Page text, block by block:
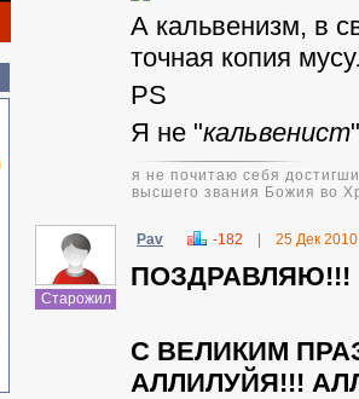
А кальвенизм, в
точная копия
PS
Я не "кальвенист
я не почитаю себя
высшего звания Божия во
Старожил
Pav -182 25 Дек 2010
ПОЗДРАВЛЯЮ!!!
С ВЕЛИКИМ
АЛЛИЛУЙЯ!!!